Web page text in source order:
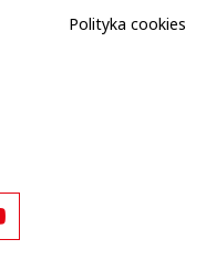
Polityka cookies